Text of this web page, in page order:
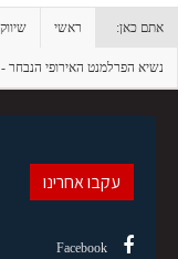
אתם כאן: ראשי שיווק
נשיא הפרלמנט האירופי הנבחר -
עקבו אחרינו
Facebook